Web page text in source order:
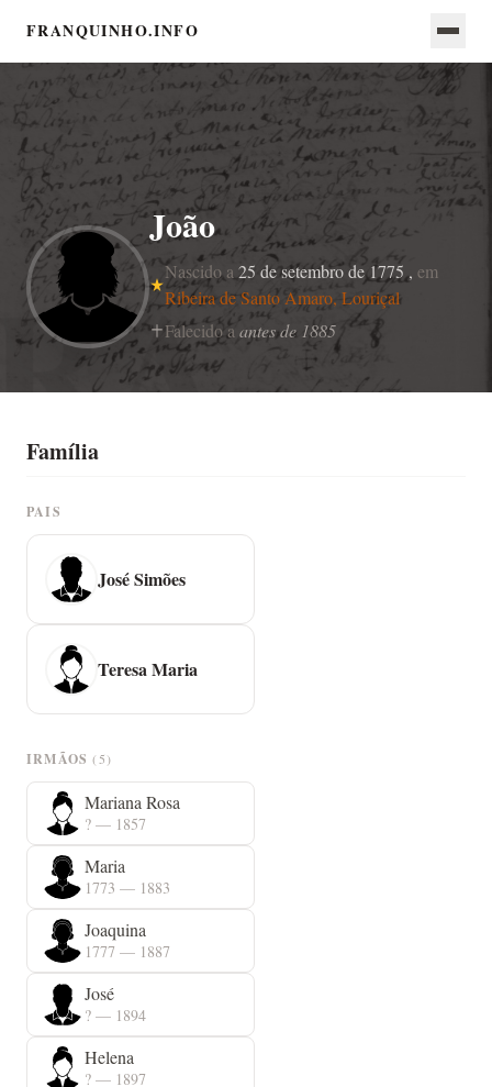
FRANQUINHO.INFO
João
Nascido a 25 de setembro de 1775 , em
Ribeira de Santo Amaro, Louriçal
Falecido a antes de 1885
Família
PAIS
José Simões
Teresa Maria
IRMÃOS(5)
Mariana Rosa
? — 1857
Maria
1773 — 1883
Joaquina
1777 — 1887
José
? — 1894
Helena
? — 1897